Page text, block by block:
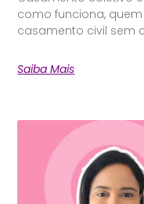
como funciona,
casamento civil sem
Saiba Mais